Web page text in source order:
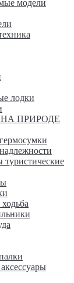
модели
лодки
ПРИРОДЕ